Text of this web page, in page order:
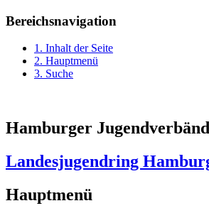
Bereichsnavigation
1. Inhalt der Seite
2. Hauptmenü
3. Suche
Hamburger
Landesjugendring
Hauptmenü